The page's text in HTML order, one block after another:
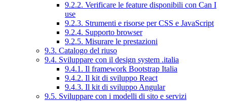
9.2.2. Verificare le feature disponibili con Can I
use
9.2.3. Strumenti e risorse per CSS e JavaScript
9.2.4. Supporto browser
9.2.5. Misurare le prestazioni
9.3. Catalogo del riuso
9.4. Sviluppare con il design system .italia
9.4.1. Il framework Bootstrap Italia
9.4.2. Il kit di sviluppo React
9.4.3. Il kit di sviluppo Angular
9.5. Sviluppare con i modelli di sito e servizi